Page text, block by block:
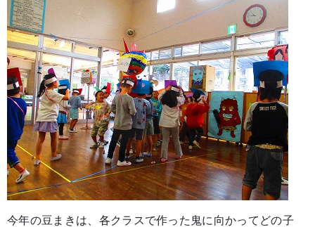
今年の豆まきは、各クラスで作った鬼に向かってどの子